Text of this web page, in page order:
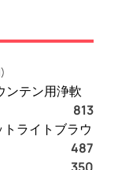
ンテン用浄軟
813
ライトブラウ
487